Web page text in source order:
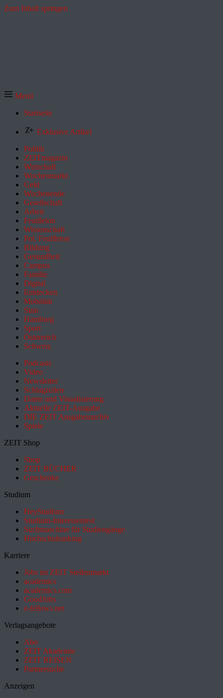
Zum Inhalt springen
Menü
Startseite
Exklusive Artikel
Politik
ZEITmagazin
Wirtschaft
Wochenmarkt
Geld
Wochenende
Gesellschaft
Arbeit
Feuilleton
Wissenschaft
Pol. Feuilleton
Bildung
Gesundheit
Campus
Familie
Digital
Entdecken
Mobilität
Sinn
Hamburg
Sport
Österreich
Schweiz
Podcasts
Video
Newsletter
Schlagzeilen
Daten und Visualisierung
Aktuelle ZEIT-Ausgabe
DIE ZEIT Ausgabenarchiv
Spiele
ZEIT Shop
Shop
ZEIT BÜCHER
Geschenke
Studium
HeyStudium
Studium-Interessentest
Suchmaschine für Studiengänge
Hochschulranking
Karriere
Jobs im ZEIT Stellenmarkt
academics
academics.com
GoodJobs
e-fellows.net
Verlagsangebote
Abo
ZEIT Akademie
ZEIT REISEN
Partnersuche
Anzeigen